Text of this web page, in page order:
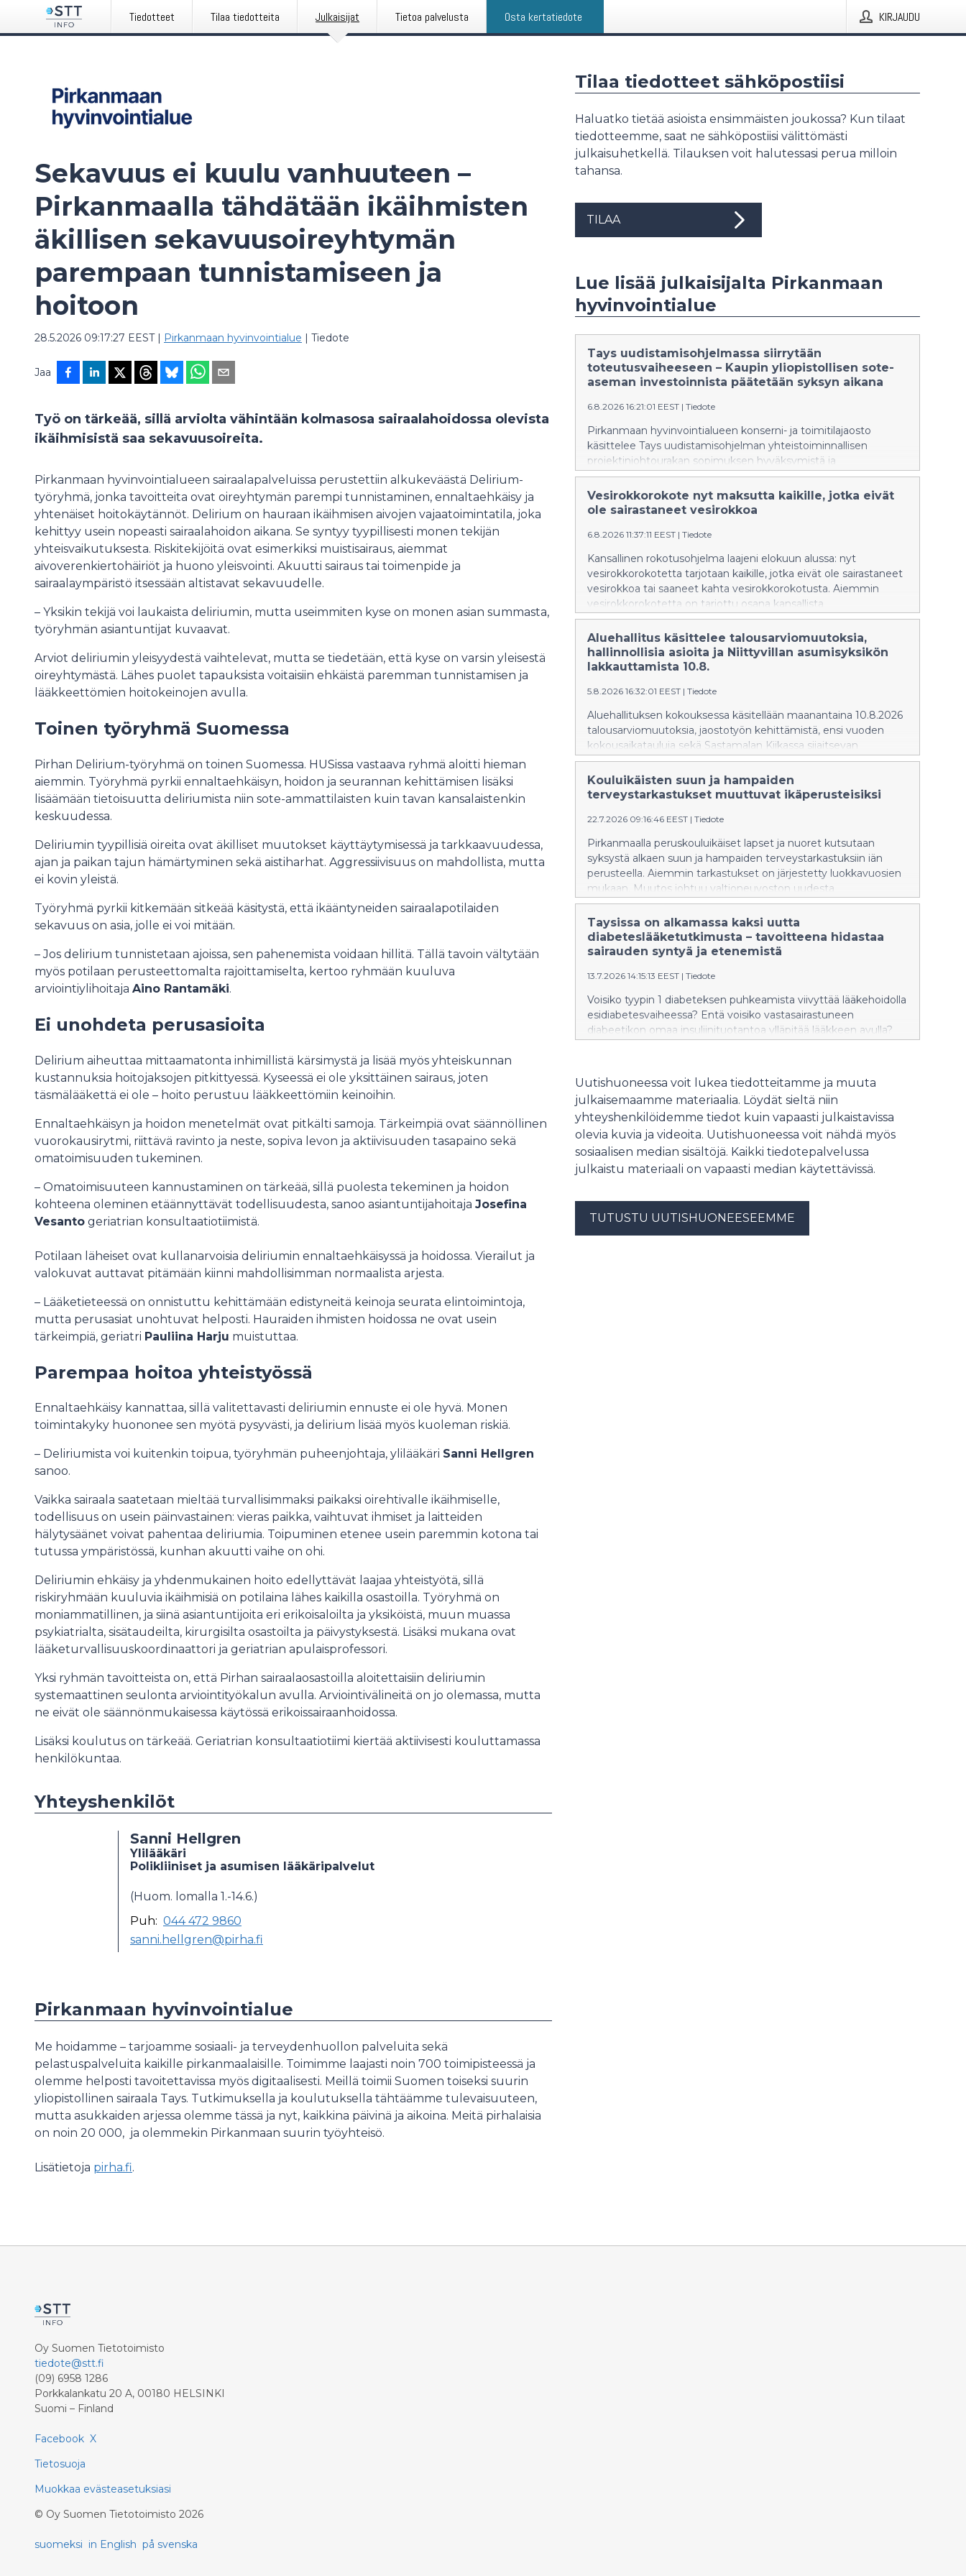
Tiedotteet Tilaa tiedotteita Julkaisijat Tietoa palvelusta Osta kertatiedote KIRJAUDU
Sekavuus ei kuulu vanhuuteen –
Pirkanmaalla tähdätään ikäihmisten
äkillisen sekavuusoireyhtymän
parempaan tunnistamiseen ja
hoitoon
28.5.2026 09:17:27 EEST| Pirkanmaan hyvinvointialue | Tiedote
Jaa
Työ on tärkeää, sillä arviolta vähintään kolmasosa sairaalahoidossa olevista
ikäihmisistä saa sekavuusoireita.
Pirkanmaan hyvinvointialueen sairaalapalveluissa perustettiin alkukeväästä Delirium-
työryhmä, jonka tavoitteita ovat oireyhtymän parempi tunnistaminen, ennaltaehkäisy ja
yhtenäiset hoitokäytännöt. Delirium on hauraan ikäihmisen aivojen vajaatoimintatila, joka
kehittyy usein nopeasti sairaalahoidon aikana. Se syntyy tyypillisesti monen tekijän
yhteisvaikutuksesta. Riskitekijöitä ovat esimerkiksi muistisairaus, aiemmat
aivoverenkiertohäiriöt ja huono yleisvointi. Akuutti sairaus tai toimenpide ja
sairaalaympäristö itsessään altistavat sekavuudelle.
– Yksikin tekijä voi laukaista deliriumin, mutta useimmiten kyse on monen asian summasta,
työryhmän asiantuntijat kuvaavat.
Arviot deliriumin yleisyydestä vaihtelevat, mutta se tiedetään, että kyse on varsin yleisestä
oireyhtymästä. Lähes puolet tapauksista voitaisiin ehkäistä paremman tunnistamisen ja
lääkkeettömien hoitokeinojen avulla.
Toinen työryhmä Suomessa
Pirhan Delirium-työryhmä on toinen Suomessa. HUSissa vastaava ryhmä aloitti hieman
aiemmin. Työryhmä pyrkii ennaltaehkäisyn, hoidon ja seurannan kehittämisen lisäksi
lisäämään tietoisuutta deliriumista niin sote-ammattilaisten kuin tavan kansalaistenkin
keskuudessa.
Deliriumin tyypillisiä oireita ovat äkilliset muutokset käyttäytymisessä ja tarkkaavuudessa,
ajan ja paikan tajun hämärtyminen sekä aistiharhat. Aggressiivisuus on mahdollista, mutta
ei kovin yleistä.
Työryhmä pyrkii kitkemään sitkeää käsitystä, että ikääntyneiden sairaalapotilaiden
sekavuus on asia, jolle ei voi mitään.
– Jos delirium tunnistetaan ajoissa, sen pahenemista voidaan hillitä. Tällä tavoin vältytään
myös potilaan perusteettomalta rajoittamiselta, kertoo ryhmään kuuluva
arviointiylihoitaja Aino Rantamäki.
Ei unohdeta perusasioita
Delirium aiheuttaa mittaamatonta inhimillistä kärsimystä ja lisää myös yhteiskunnan
kustannuksia hoitojaksojen pitkittyessä. Kyseessä ei ole yksittäinen sairaus, joten
täsmälääkettä ei ole – hoito perustuu lääkkeettömiin keinoihin.
Ennaltaehkäisyn ja hoidon menetelmät ovat pitkälti samoja. Tärkeimpiä ovat säännöllinen
vuorokausirytmi, riittävä ravinto ja neste, sopiva levon ja aktiivisuuden tasapaino sekä
omatoimisuuden tukeminen.
– Omatoimisuuteen kannustaminen on tärkeää, sillä puolesta tekeminen ja hoidon
kohteena oleminen etäännyttävät todellisuudesta, sanoo asiantuntijahoitaja Josefina
Vesanto geriatrian konsultaatiotiimistä.
Potilaan läheiset ovat kullanarvoisia deliriumin ennaltaehkäisyssä ja hoidossa. Vierailut ja
valokuvat auttavat pitämään kiinni mahdollisimman normaalista arjesta.
– Lääketieteessä on onnistuttu kehittämään edistyneitä keinoja seurata elintoimintoja,
mutta perusasiat unohtuvat helposti. Hauraiden ihmisten hoidossa ne ovat usein
tärkeimpiä, geriatri Pauliina Harju muistuttaa.
Parempaa hoitoa yhteistyössä
Ennaltaehkäisy kannattaa, sillä valitettavasti deliriumin ennuste ei ole hyvä. Monen
toimintakyky huononee sen myötä pysyvästi, ja delirium lisää myös kuoleman riskiä.
– Deliriumista voi kuitenkin toipua, työryhmän puheenjohtaja, ylilääkäri Sanni Hellgren
sanoo.
Vaikka sairaala saatetaan mieltää turvallisimmaksi paikaksi oirehtivalle ikäihmiselle,
todellisuus on usein päinvastainen: vieras paikka, vaihtuvat ihmiset ja laitteiden
hälytysäänet voivat pahentaa deliriumia. Toipuminen etenee usein paremmin kotona tai
tutussa ympäristössä, kunhan akuutti vaihe on ohi.
Deliriumin ehkäisy ja yhdenmukainen hoito edellyttävät laajaa yhteistyötä, sillä
riskiryhmään kuuluvia ikäihmisiä on potilaina lähes kaikilla osastoilla. Työryhmä on
moniammatillinen, ja siinä asiantuntijoita eri erikoisaloilta ja yksiköistä, muun muassa
psykiatrialta, sisätaudeilta, kirurgisilta osastoilta ja päivystyksestä. Lisäksi mukana ovat
lääketurvallisuuskoordinaattori ja geriatrian apulaisprofessori.
Yksi ryhmän tavoitteista on, että Pirhan sairaalaosastoilla aloitettaisiin deliriumin
systemaattinen seulonta arviointityökalun avulla. Arviointivälineitä on jo olemassa, mutta
ne eivät ole säännönmukaisessa käytössä erikoissairaanhoidossa.
Lisäksi koulutus on tärkeää. Geriatrian konsultaatiotiimi kiertää aktiivisesti kouluttamassa
henkilökuntaa.
Yhteyshenkilöt
Sanni Hellgren
Ylilääkäri
Polikliiniset ja asumisen lääkäripalvelut
(Huom. lomalla 1.-14.6.)
Puh: 044 472 9860
sanni.hellgren@pirha.fi
Pirkanmaan hyvinvointialue
Me hoidamme – tarjoamme sosiaali- ja terveydenhuollon palveluita sekä
pelastuspalveluita kaikille pirkanmaalaisille. Toimimme laajasti noin 700 toimipisteessä ja
olemme helposti tavoitettavissa myös digitaalisesti. Meillä toimii Suomen toiseksi suurin
yliopistollinen sairaala Tays. Tutkimuksella ja koulutuksella tähtäämme tulevaisuuteen,
mutta asukkaiden arjessa olemme tässä ja nyt, kaikkina päivinä ja aikoina. Meitä pirhalaisia
on noin 20 000, ja olemmekin Pirkanmaan suurin työyhteisö.
Lisätietoja pirha.fi.
Tilaa tiedotteet sähköpostiisi
Haluatko tietää asioista ensimmäisten joukossa? Kun tilaat
tiedotteemme, saat ne sähköpostiisi välittömästi
julkaisuhetkellä. Tilauksen voit halutessasi perua milloin
tahansa.
TILAA
Lue lisää julkaisijalta Pirkanmaan
hyvinvointialue
Tays uudistamisohjelmassa siirrytään
toteutusvaiheeseen – Kaupin yliopistollisen sote-
aseman investoinnista päätetään syksyn aikana
6.8.2026 16:21:01 EEST | Tiedote
Pirkanmaan hyvinvointialueen konserni- ja toimitilajaosto
käsittelee Tays uudistamisohjelman yhteistoiminnallisen
projektinjohtourakan sopimuksen hyväksymistä ja
toteutusvaiheen käynnistämistä sekä Kaupin yliopistollisen
sosiaali- ja terveysaseman investointipäätöstä 11. elokuuta.
Konserni- ja toimitilajaosto myös päättää kokonaisuuksien
Vesirokkorokote nyt maksutta kaikille, jotka eivät
ole sairastaneet vesirokkoa
6.8.2026 11:37:11 EEST | Tiedote
Kansallinen rokotusohjelma laajeni elokuun alussa: nyt
vesirokkorokotetta tarjotaan kaikille, jotka eivät ole sairastaneet
vesirokkoa tai saaneet kahta vesirokkorokotusta. Aiemmin
vesirokkorokotetta on tarjottu osana kansallista
rokotusohjelmaa vuonna 2006 tai sen jälkeen syntyneille. Sitä
ennen joillekin lapsille rokote on annettu omakustanteisesti.
Aluehallitus käsittelee talousarviomuutoksia,
hallinnollisia asioita ja Niittyvillan asumisyksikön
lakkauttamista 10.8.
5.8.2026 16:32:01 EEST | Tiedote
Aluehallituksen kokouksessa käsitellään maanantaina 10.8.2026
talousarviomuutoksia, jaostotyön kehittämistä, ensi vuoden
kokousaikatauluja sekä Sastamalan Kiikassa sijaitsevan
Niittyvillan ýhteisöllisen asumisyksikön lakkauttamista.
Kouluikäisten suun ja hampaiden
terveystarkastukset muuttuvat ikäperusteisiksi
22.7.2026 09:16:46 EEST | Tiedote
Pirkanmaalla peruskouluikäiset lapset ja nuoret kutsutaan
syksystä alkaen suun ja hampaiden terveystarkastuksiin iän
perusteella. Aiemmin tarkastukset on järjestetty luokkavuosien
mukaan. Muutos johtuu valtioneuvoston uudesta
neuvolapalvelujen sekä koulu- ja opiskeluterveydenhuollon
asetuksesta.
Taysissa on alkamassa kaksi uutta
diabeteslääketutkimusta – tavoitteena hidastaa
sairauden syntyä ja etenemistä
13.7.2026 14:15:13 EEST | Tiedote
Voisiko tyypin 1 diabeteksen puhkeamista viivyttää lääkehoidolla
esidiabetesvaiheessa? Entä voisiko vastasairastuneen
diabeetikon omaa insuliinituotantoa ylläpitää lääkkeen avulla?
lääketutkimuskeskus PeeTUssa.
Uutishuoneessa voit lukea tiedotteitamme ja muuta
julkaisemaamme materiaalia. Löydät sieltä niin
yhteyshenkilöidemme tiedot kuin vapaasti julkaistavissa
olevia kuvia ja videoita. Uutishuoneessa voit nähdä myös
sosiaalisen median sisältöjä. Kaikki tiedotepalvelussa
julkaistu materiaali on vapaasti median käytettävissä.
TUTUSTU UUTISHUONEESEEMME
Oy Suomen Tietotoimisto
tiedote@stt.fi
(09) 6958 1286
Porkkalankatu 20 A, 00180 HELSINKI
Suomi – Finland
Facebook X
Tietosuoja
Muokkaa evästeasetuksiasi
© Oy Suomen Tietotoimisto 2026
suomeksi in English på svenska